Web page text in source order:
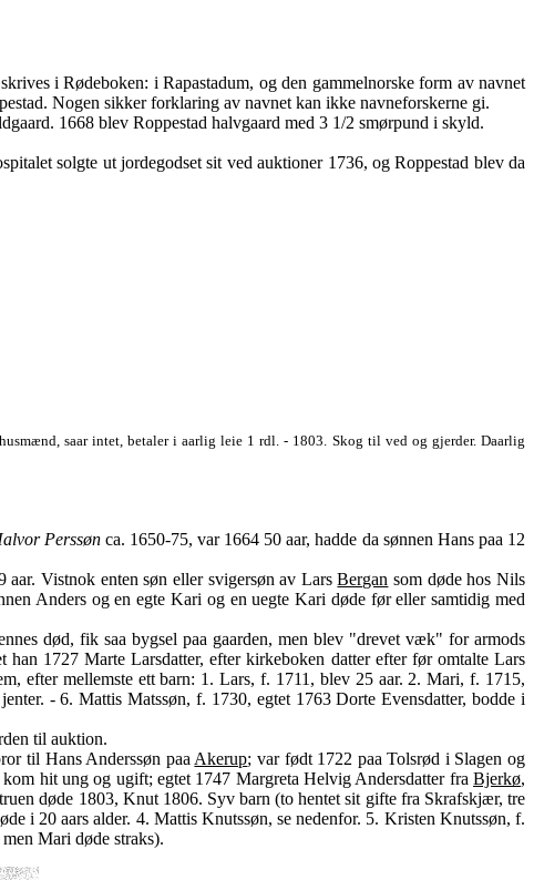
i Rødeboken: i Rapastadum, og den gammelnorske form av navnet
Nogen sikker forklaring av navnet kan ikke navneforskerne gi.
1668 blev Roppestad halvgaard med 3 1/2 smørpund i skyld.
solgte ut jordegodset sit ved auktioner 1736, og Roppestad blev da
saar intet, betaler i aarlig leie 1 rdl. - 1803. Skog til ved og gjerder. Daarlig
Perssønca. 1650-75, var 1664 50 aar, hadde da sønnen Hans paa 12
aar. Vistnok enten søn eller svigersøn av LarsBergan som døde hos Nils
Anders og en egte Kari og en uegte Kari døde før eller samtidig med
død, fik saa bygsel paa gaarden, men blev "drevet væk" for armods
1727 Marte Larsdatter, efter kirkeboken datter efter før omtalte Lars
efter mellemste ett barn: 1. Lars, f. 1711, blev 25 aar. 2. Mari, f. 1715,
- 6. Mattis Matssøn, f. 1730, egtet 1763 Dorte Evensdatter, bodde i
til auktion.
til Hans Anderssøn paa Akerup; var født 1722 paa Tolsrød i Slagen og
hit ung og ugift; egtet 1747 Margreta Helvig Andersdatter fraBjerkø,
døde 1803, Knut 1806. Syv barn (to hentet sit gifte fra Skrafskjær, tre
i 20 aars alder. 4. Mattis Knutssøn, se nedenfor. 5. Kristen Knutssøn, f.
men Mari døde straks).